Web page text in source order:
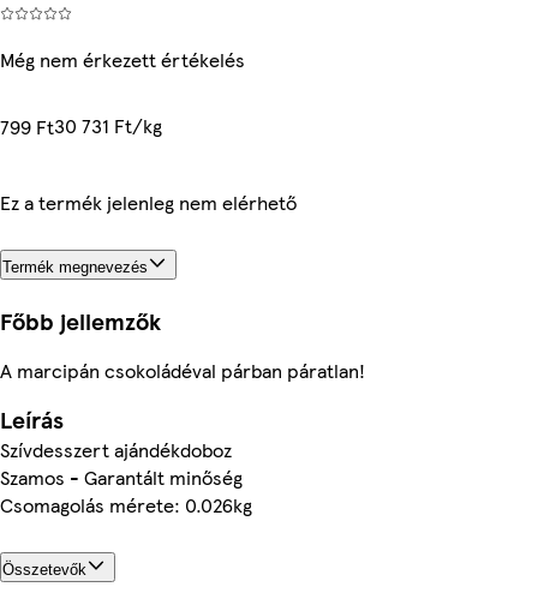
Még nem érkezett értékelés
799 Ft30 731 Ft/kg
Ez a termék jelenleg nem elérhető
Termék megnevezés
Főbb jellemzők
A marcipán csokoládéval párban páratlan!
Leírás
Szívdesszert ajándékdoboz
Szamos - Garantált minőség
Csomagolás mérete: 0.026kg
Összetevők